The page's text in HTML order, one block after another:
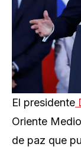
El presidente
Oriente
de paz que